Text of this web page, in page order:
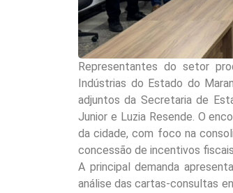
Representantes do setor
Indústrias do Estado do
adjuntos da Secretaria de
Junior e Luzia Resende. O
da cidade, com foco na
concessão de incentivos
A principal demanda
análise das cartas-consultas